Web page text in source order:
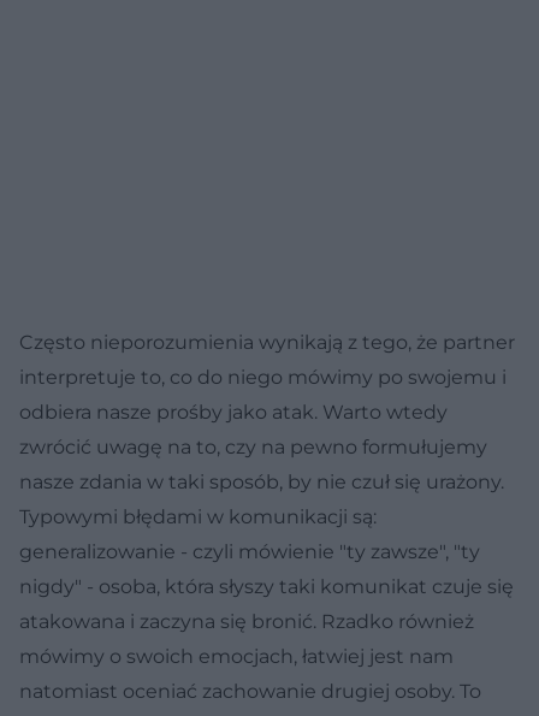
Często nieporozumienia wynikają z tego, że partner
interpretuje to, co do niego mówimy po swojemu i
odbiera nasze prośby jako atak. Warto wtedy
zwrócić uwagę na to, czy na pewno formułujemy
nasze zdania w taki sposób, by nie czuł się urażony.
Typowymi błędami w komunikacji są:
generalizowanie - czyli mówienie "ty zawsze", "ty
nigdy" - osoba, która słyszy taki komunikat czuje się
atakowana i zaczyna się bronić. Rzadko również
mówimy o swoich emocjach, łatwiej jest nam
natomiast oceniać zachowanie drugiej osoby. To